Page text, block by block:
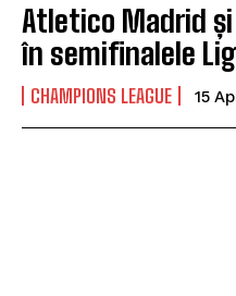
Atletico Madrid
în semifinalele
CHAMPIONS LEAGUE 15